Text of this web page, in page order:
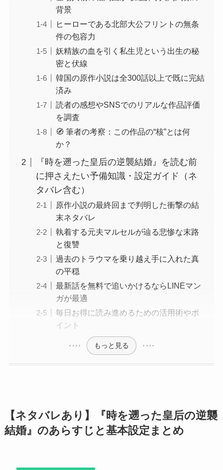
背景
ヒーローである北部大公フリントの無条
件の包容力
妖精族の血を引く私生児という出生の秘
密と伏線
韓国の原作小説は全300話以上で既に完結
済み
読者の感想やSNSでのリアルな作品評価
を調査
🧭 筆者の考察：この作品の“核”とは何
か？
『時を遡った皇后の逆襲結婚』を読む前
に押さえたい予備知識・設定ガイド（ネ
タバレ含む）
原作小説の最終回まで判明した衝撃の結
末ネタバレ
執着する元夫マルセルが辿る悲惨な末路
と復讐
過去のトラウマを乗り越え手に入れた真
の平穏
最新話を無料で追いかけるならLINEマン
ガが最適
毎日お得に読み進めるための活用術やポ
イント
もっと見る
【ネタバレあり】『時を遡った皇后の逆襲
結婚』のあらすじと基本設定まとめ